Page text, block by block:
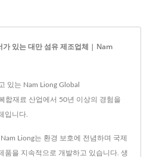
가 있는 대만 섬유 제조업체 | Nam
있는 Nam Liong Global
합재료 산업에서 50년 이상의 경험을
입니다.
Liong는 환경 보호에 전념하며 국제
품을 지속적으로 개발하고 있습니다. 생